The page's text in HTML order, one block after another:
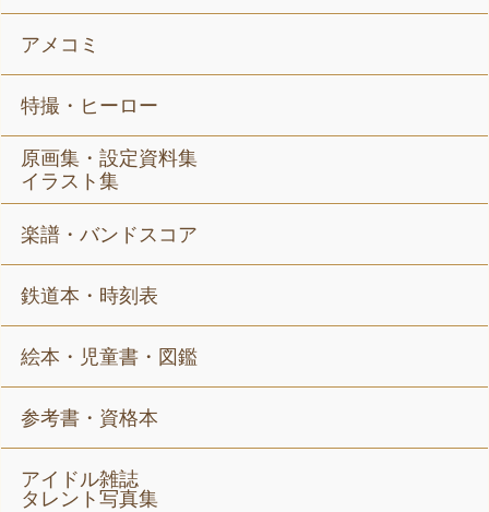
アメコミ
特撮・ヒーロー
原画集・設定資料集
イラスト集
楽譜・バンドスコア
鉄道本・時刻表
絵本・児童書・図鑑
参考書・資格本
アイドル雑誌
タレント写真集